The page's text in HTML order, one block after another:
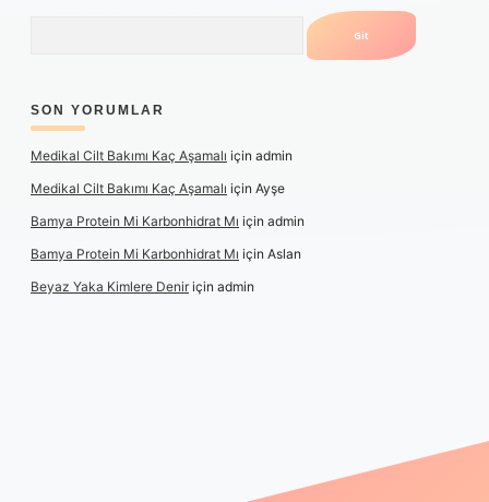
SON YORUMLAR
Medikal Cilt Bakımı Kaç Aşamalı için admin
Medikal Cilt Bakımı Kaç Aşamalı için Ayşe
Bamya Protein Mi Karbonhidrat Mı için admin
Bamya Protein Mi Karbonhidrat Mı için Aslan
Beyaz Yaka Kimlere Deniriçin admin